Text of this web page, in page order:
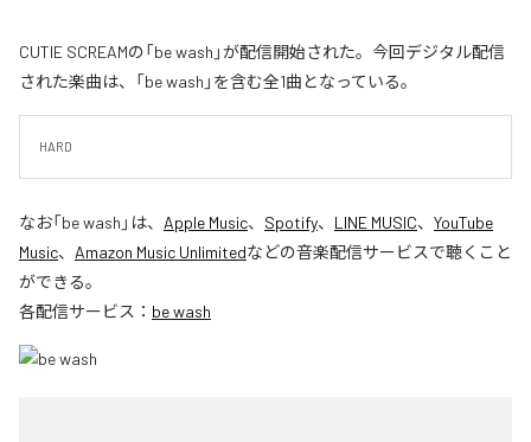
CUTIE SCREAMの「be wash」が配信開始された。今回デジタル配信
された楽曲は、「be wash」を含む全1曲となっている。
HARD
なお「be wash 」は、 Apple Music、 Spotify、 LINE MUSIC、 YouTube
Music、 Amazon Music Unlimitedなどの音楽配信サービスで聴くこと
ができる。
各配信サービス： be wash